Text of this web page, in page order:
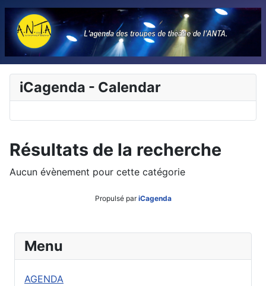
iCagenda - Calendar
Résultats de la recherche
Aucun évènement pour cette catégorie
Propulsé pariCagenda
Menu
AGENDA